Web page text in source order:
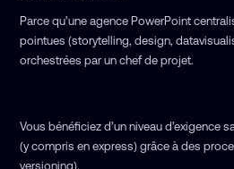
Parce qu’une agence PowerPoint
pointues (storytelling, design,
orchestrées par un chef de projet.
Vous bénéficiez d’un niveau d’exigence
(y compris en express) grâce à des
versioning).